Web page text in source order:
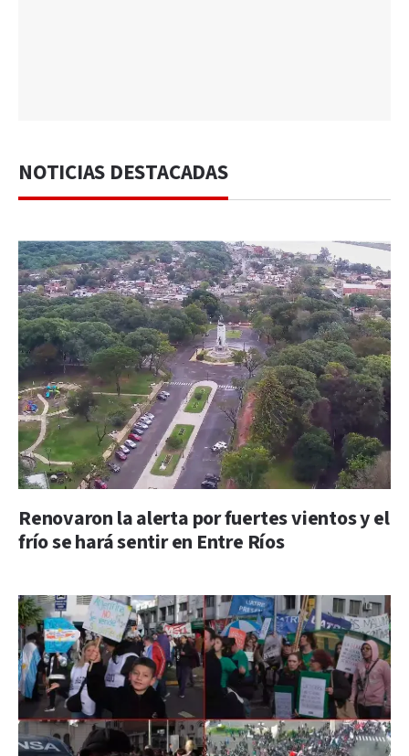
NOTICIAS DESTACADAS
Renovaron la alerta por fuertes vientos y el
frío se hará sentir en Entre Ríos